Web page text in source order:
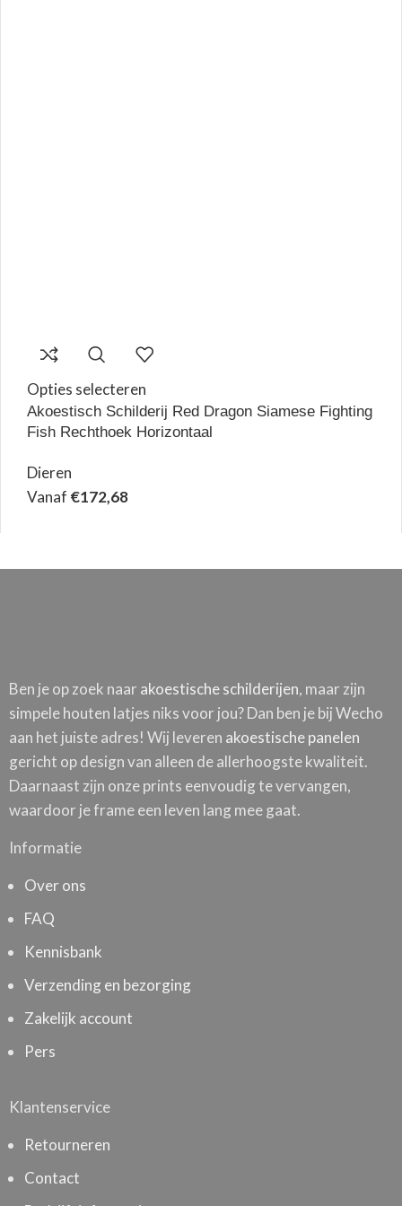
Opties selecteren
Akoestisch Schilderij Red Dragon Siamese Fighting
Fish Rechthoek Horizontaal
Dieren
Vanaf €172,68
Ben je op zoek naar akoestische schilderijen, maar zijn
simpele houten latjes niks voor jou? Dan ben je bij Wecho
aan het juiste adres! Wij leveren akoestische panelen
gericht op design van alleen de allerhoogste kwaliteit.
Daarnaast zijn onze prints eenvoudig te vervangen,
waardoor je frame een leven lang mee gaat.
Informatie
Over ons
FAQ
Kennisbank
Verzending en bezorging
Zakelijk account
Pers
Klantenservice
Retourneren
Contact